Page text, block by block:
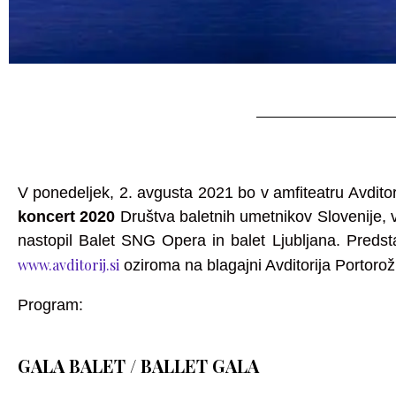
V ponedeljek, 2. avgusta 2021 bo v amfiteatru
koncert 2020 Društva baletnih umetnikov
nastopil Balet SNG Opera in balet Ljubljana.
www.avditorij.si oziroma na blagajni Avditorija
Program:
GALA BALET / BALLET GALA